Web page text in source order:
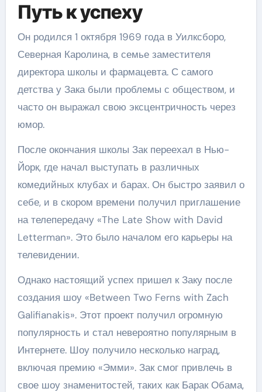
Путь к успеху
Он родился 1 октября 1969 года в Уилксборо,
Северная Каролина, в семье заместителя
директора школы и фармацевта. С самого
детства у Зака были проблемы с обществом, и
часто он выражал свою эксцентричность через
юмор.
После окончания школы Зак переехал в Нью-
Йорк, где начал выступать в различных
комедийных клубах и барах. Он быстро заявил о
себе, и в скором времени получил приглашение
на телепередачу «The Late Show with David
Letterman». Это было началом его карьеры на
телевидении.
Однако настоящий успех пришел к Заку после
создания шоу «Between Two Ferns with Zach
Galifianakis». Этот проект получил огромную
популярность и стал невероятно популярным в
Интернете. Шоу получило несколько наград,
включая премию «Эмми». Зак смог привлечь в
свое шоу знаменитостей, таких как Барак Обама,